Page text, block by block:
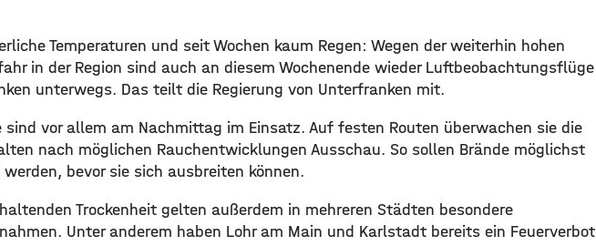
Temperaturen und seit Wochen kaum Regen: Wegen der weiterhin hohen
in der Region sind auch an diesem Wochenende wieder Luftbeobachtungsflüge
unterwegs. Das teilt die Regierung von Unterfranken mit.
sind vor allem am Nachmittag im Einsatz. Auf festen Routen überwachen sie die
nach möglichen Rauchentwicklungen Ausschau. So sollen Brände möglichst
bevor sie sich ausbreiten können.
Trockenheit gelten außerdem in mehreren Städten besondere
Unter anderem haben Lohr am Main und Karlstadt bereits ein Feuerverbot